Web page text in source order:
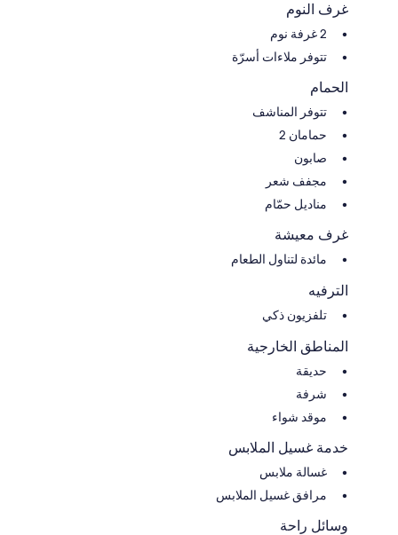
غرف النوم
2 غرفة نوم
تتوفر ملاءات أسرّة
الحمام
تتوفر المناشف
حمامان 2
صابون
مجفف شعر
مناديل حمّام
غرف معيشة
مائدة لتناول الطعام
الترفيه
تلفزيون ذكي
المناطق الخارجية
حديقة
شرفة
موقد شواء
خدمة غسيل الملابس
غسالة ملابس
مرافق غسيل الملابس
وسائل راحة